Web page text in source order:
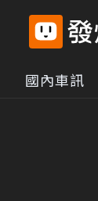
國內車訊